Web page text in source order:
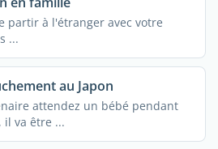
partir à l'étranger avec votre
...
au Japon
attendez un bébé pendant
il va être ...